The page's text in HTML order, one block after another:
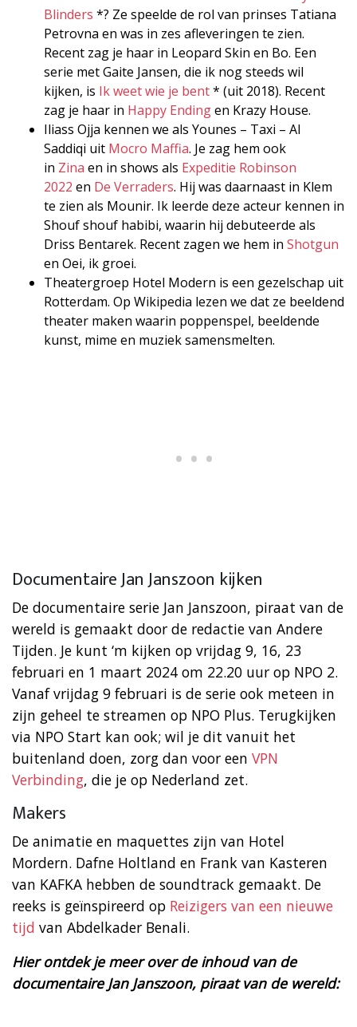
Blinders *? Ze speelde de rol van prinses Tatiana
Petrovna en was in zes afleveringen te zien.
Recent zag je haar in Leopard Skin en Bo. Een
serie met Gaite Jansen, die ik nog steeds wil
kijken, is Ik weet wie je bent* (uit 2018). Recent
zag je haar in Happy Endingen Krazy House.
Iliass Ojja kennen we als Younes – Taxi – Al
Saddiqi uit Mocro Maffia. Je zag hem ook
in Zina en in shows als Expeditie Robinson
2022 en De Verraders. Hij was daarnaast in Klem
te zien als Mounir. Ik leerde deze acteur kennen in
Shouf shouf habibi, waarin hij debuteerde als
Driss Bentarek. Recent zagen we hem in Shotgun
en Oei, ik groei.
Theatergroep Hotel Modern is een gezelschap uit
Rotterdam. Op Wikipedia lezen we dat ze beeldend
theater maken waarin poppenspel, beeldende
kunst, mime en muziek samensmelten.
Documentaire Jan Janszoon kijken
De documentaire serie Jan Janszoon, piraat van de
wereld is gemaakt door de redactie van Andere
Tijden. Je kunt ‘m kijken op vrijdag 9, 16, 23
februari en 1 maart 2024 om 22.20 uur op NPO 2.
Vanaf vrijdag 9 februari is de serie ook meteen in
zijn geheel te streamen op NPO Plus. Terugkijken
via NPO Start kan ook; wil je dit vanuit het
buitenland doen, zorg dan voor een VPN
Verbinding, die je op Nederland zet.
Makers
De animatie en maquettes zijn van Hotel
Mordern. Dafne Holtland en Frank van Kasteren
van KAFKA hebben de soundtrack gemaakt. De
reeks is geïnspireerd op Reizigers van een nieuwe
tijd van Abdelkader Benali.
Hier ontdek je meer over de inhoud van de
documentaire Jan Janszoon, piraat van de wereld: